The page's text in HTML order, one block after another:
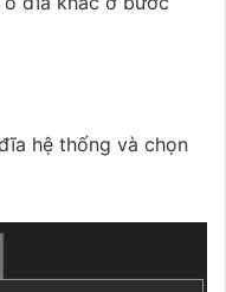
hệ thống và chọn